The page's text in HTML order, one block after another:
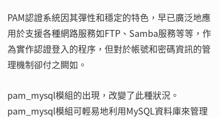
PAM認證系統因其彈性和穩定的特色，早已廣泛地應
用於支援各種網路服務如FTP、Samba服務等等，作
為實作認證登入的程序，但對於帳號和密碼資訊的管
理機制卻付之闕如。
pam_mysql模組的出現，改變了此種狀況。
pam_mysql模組可輕易地利用MySQL資料庫來管理